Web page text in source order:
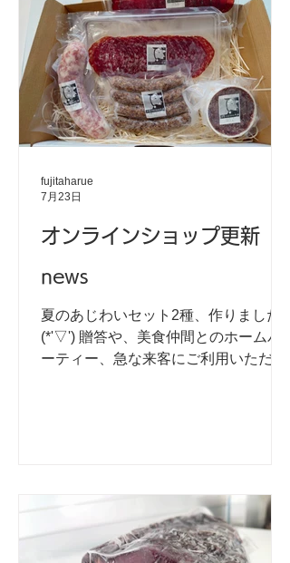
出てくるチーズのような気泡が特徴で
す。 このパンは、絶対お肉に合う！
と一目ぼれ（ひと口ぼれ）して今年の
夏のギフトにでご一緒させていただい
ていますが、あまりにも美味しいので
パンだけでもお買い上げいただけるよ
うにショップに掲載します。 おすすめ
ビーフ ☆間違いない！→ブレザオラ
薦します(｀・ω・´)ｷﾘｯ 内容量：約
1か月 発送：クロネコヤマト冷凍便 お
けいたします。 オンラインショップ
「左草ブラウンスイス牧場」へ
オンラインショップ更新
news
夏のあじわいセット2種、作りました
(*'▽') 贈答や、美食仲間とのホームパ
ーティー、急な来客にご利用いただけ
に人気のある商品を詰め込んだセット
です。 メインのブラウンスイス牛肉の
加工品には今季新登場のサラミが入っ
fujitaharue
7月23日